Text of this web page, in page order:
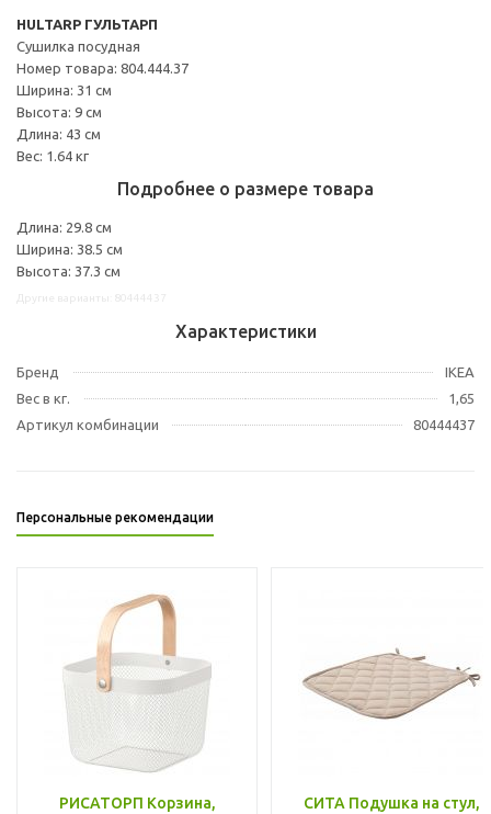
HULTARP ГУЛЬТАРП
Сушилка посудная
Номер товара: 804.444.37
Ширина: 31 см
Высота: 9 см
Длина: 43 см
Вес: 1.64 кг
Подробнее о размере товара
Длина: 29.8 см
Ширина: 38.5 см
Высота: 37.3 см
Характеристики
Бренд
IKEA
Вес в кг.
1,65
Артикул комбинации
80444437
Персональные рекомендации
РИСАТОРП Корзина,
СИТА Подушка на стул,